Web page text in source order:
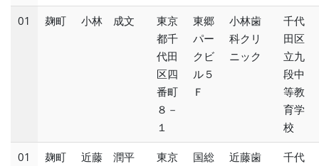
01 麹町 小林 成文
東京
都千
代田
区四
番町
８－
１
東郷
パー
クビ
ル５
Ｆ
小林歯
科クリ
ニック
千代
田区
立九
段中
等教
育学
校
01 麹町 近藤 潤平
東京
国総
近藤歯
千代